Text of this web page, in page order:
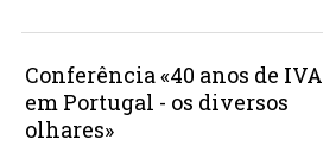
Conferência «40 anos de IVA
em Portugal - os diversos
olhares»